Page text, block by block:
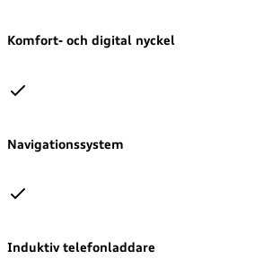
Komfort- och digital nyckel
Navigationssystem
Induktiv telefonladdare